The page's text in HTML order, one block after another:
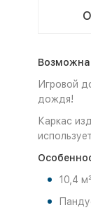
Возможна
Игровой
дождя!
Каркас
10,4